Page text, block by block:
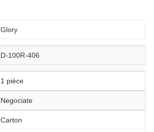
Glory
D-100R-406
1 pièce
Negociate
Carton